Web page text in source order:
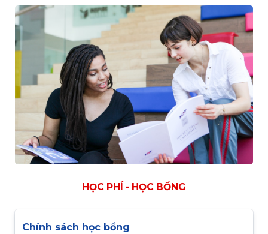
HỌC PHÍ - HỌC BỔNG
Chính sách học bổng